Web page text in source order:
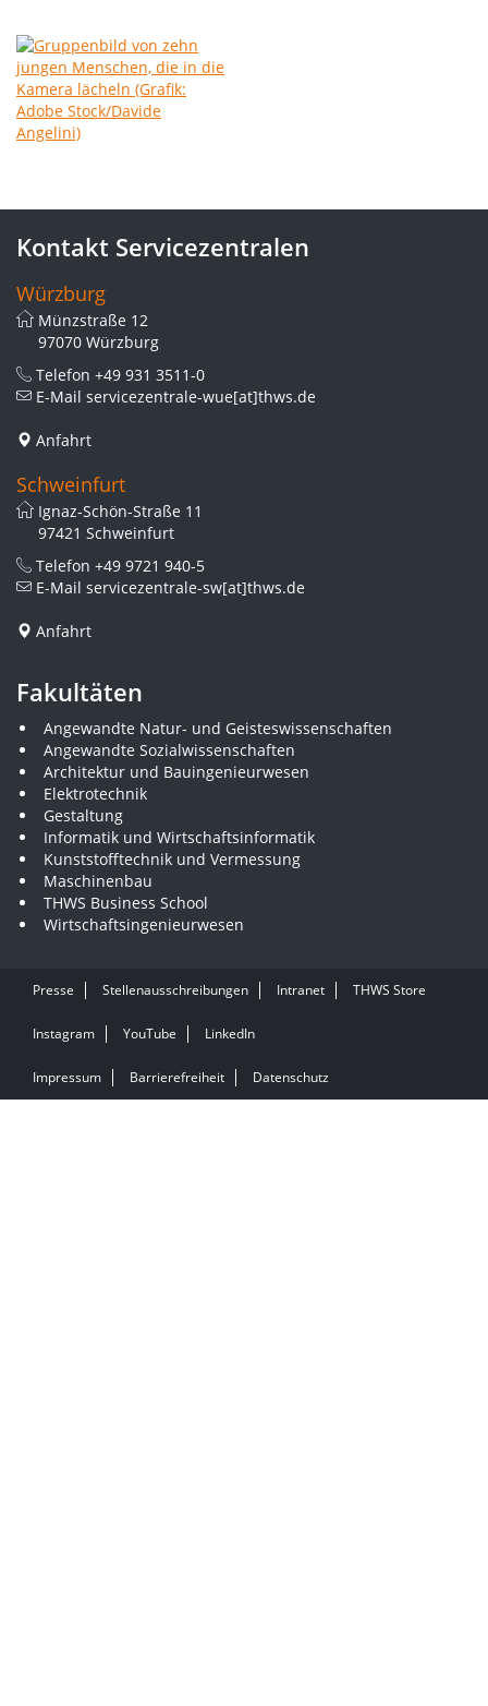
Kontakt Servicezentralen
Würzburg
Münzstraße 12
97070 Würzburg
Telefon +49 931 3511-0
E-Mail servicezentrale-wue[at]thws.de
Anfahrt
Schweinfurt
Ignaz-Schön-Straße 11
97421 Schweinfurt
Telefon +49 9721 940-5
E-Mail servicezentrale-sw[at]thws.de
Anfahrt
Fakultäten
Angewandte Natur- und Geisteswissenschaften
Angewandte Sozialwissenschaften
Architektur und Bauingenieurwesen
Elektrotechnik
Gestaltung
Informatik und Wirtschaftsinformatik
Kunststofftechnik und Vermessung
Maschinenbau
THWS Business School
Wirtschaftsingenieurwesen
Presse Stellenausschreibungen Intranet THWS Store
Instagram YouTube LinkedIn
Impressum Barrierefreiheit Datenschutz